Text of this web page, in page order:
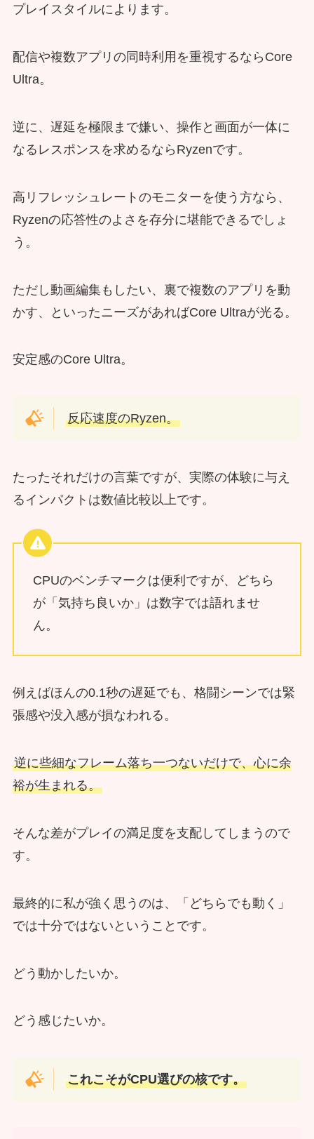
プレイスタイルによります。
配信や複数アプリの同時利用を重視するならCore
Ultra。
逆に、遅延を極限まで嫌い、操作と画面が一体に
なるレスポンスを求めるならRyzenです。
高リフレッシュレートのモニターを使う方なら、
Ryzenの応答性のよさを存分に堪能できるでしょ
う。
ただし動画編集もしたい、裏で複数のアプリを動
かす、といったニーズがあればCore Ultraが光る。
安定感のCore Ultra。
反応速度のRyzen。
たったそれだけの言葉ですが、実際の体験に与え
るインパクトは数値比較以上です。
CPUのベンチマークは便利ですが、どちら
が「気持ち良いか」は数字では語れませ
ん。
例えばほんの0.1秒の遅延でも、格闘シーンでは緊
張感や没入感が損なわれる。
逆に些細なフレーム落ち一つないだけで、心に余
裕が生まれる。
そんな差がプレイの満足度を支配してしまうので
す。
最終的に私が強く思うのは、「どちらでも動く」
では十分ではないということです。
どう動かしたいか。
どう感じたいか。
これこそがCPU選びの核です。